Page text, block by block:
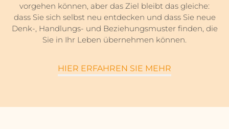
vorgehen können, aber das Ziel bleibt das gleiche:
dass Sie sich selbst neu entdecken und dass Sie neue
Denk-, Handlungs- und Beziehungsmuster finden, die
Sie in Ihr Leben übernehmen können.
HIER ERFAHREN SIE MEHR